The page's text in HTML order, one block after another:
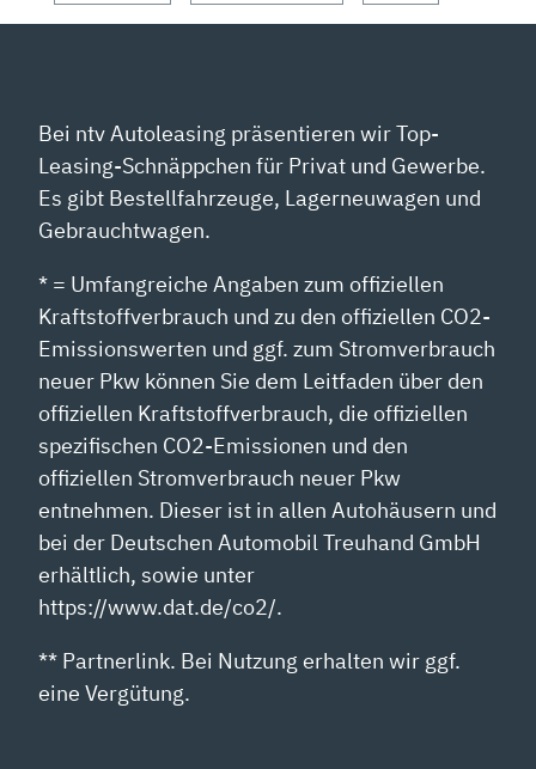
Bei ntv Autoleasing präsentieren wir Top-
Leasing-Schnäppchen für Privat und Gewerbe.
Es gibt Bestellfahrzeuge, Lagerneuwagen und
Gebrauchtwagen.
* = Umfangreiche Angaben zum offiziellen
Kraftstoffverbrauch und zu den offiziellen CO2-
Emissionswerten und ggf. zum Stromverbrauch
neuer Pkw können Sie dem Leitfaden über den
offiziellen Kraftstoffverbrauch, die offiziellen
spezifischen CO2-Emissionen und den
offiziellen Stromverbrauch neuer Pkw
entnehmen. Dieser ist in allen Autohäusern und
bei der Deutschen Automobil Treuhand GmbH
erhältlich, sowie unter
https://www.dat.de/co2/.
** Partnerlink. Bei Nutzung erhalten wir ggf.
eine Vergütung.